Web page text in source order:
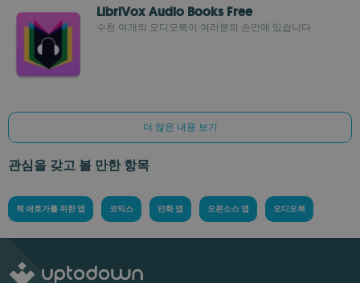
LibriVox Audio Books Free
수천 여개의 오디오북이 여러분의 손안에 있습니다
더 많은 내용 보기
관심을 갖고 볼 만한 항목
책 애호가를 위한 앱 코믹스 만화 앱 오픈소스 앱 오디오북